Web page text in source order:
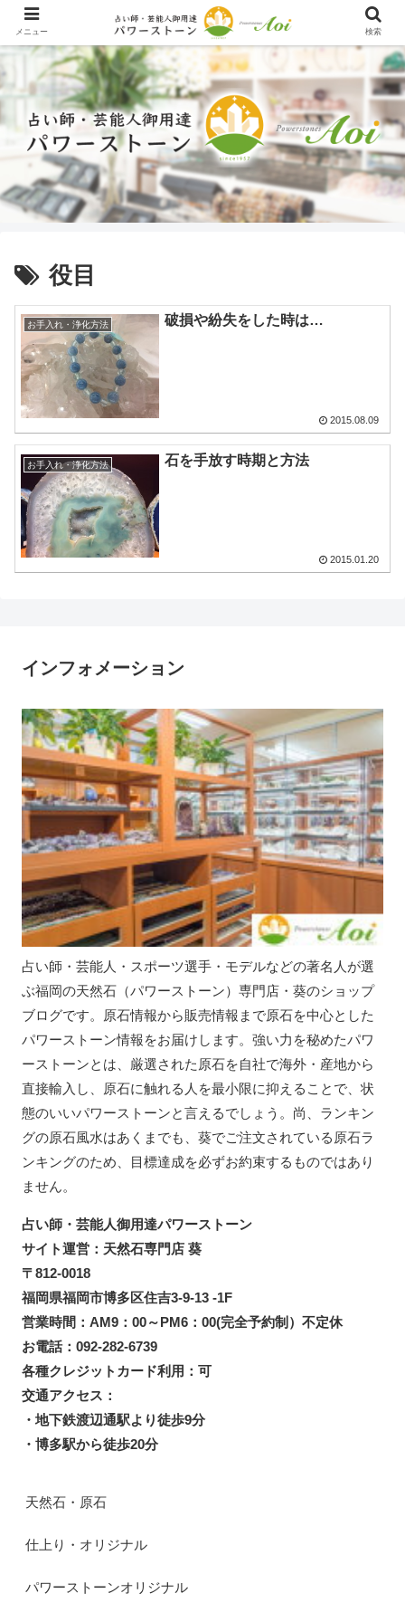
役目
お手入れ・浄化方法 破損や紛失をした時は…
2015.08.09
お手入れ・浄化方法 石を手放す時期と方法
2015.01.20
インフォメーション
占い師・芸能人・スポーツ選手・モデルなどの著名人が選
ぶ福岡の天然石（パワーストーン）専門店・葵のショップ
ブログです。原石情報から販売情報まで原石を中心とした
パワーストーン情報をお届けします。強い力を秘めたパワ
ーストーンとは、厳選された原石を自社で海外・産地から
直接輸入し、原石に触れる人を最小限に抑えることで、状
態のいいパワーストーンと言えるでしょう。尚、ランキン
グの原石風水はあくまでも、葵でご注文されている原石ラ
ンキングのため、目標達成を必ずお約束するものではあり
ません。
占い師・芸能人御用達パワーストーン
サイト運営：天然石専門店 葵
〒812-0018
福岡県福岡市博多区住吉3-9-13 -1F
営業時間：AM9：00～PM6：00(完全予約制）不定休
お電話：092-282-6739
各種クレジットカード利用：可
交通アクセス：
・地下鉄渡辺通駅より徒歩9分
・博多駅から徒歩20分
天然石・原石
仕上り・オリジナル
パワーストーンオリジナル
メニュー 検索